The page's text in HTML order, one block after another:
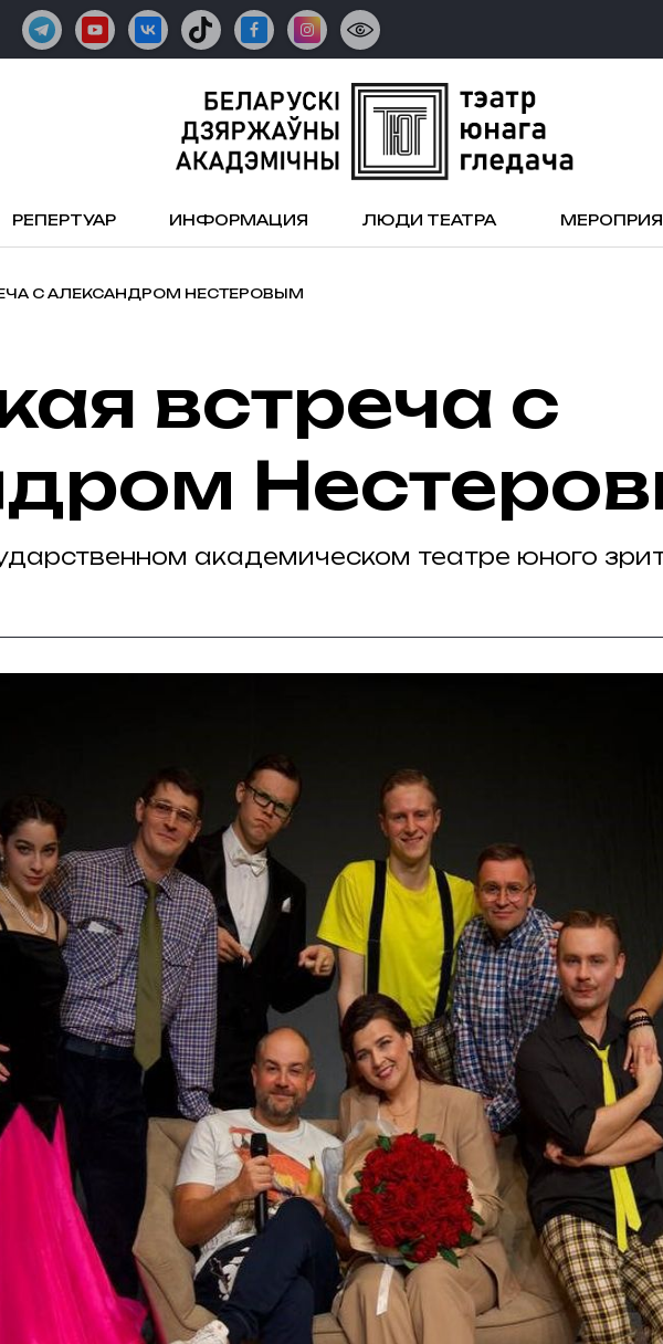
РЕПЕРТУАР ИНФОРМАЦИЯ ЛЮДИ ТЕАТРА
С АЛЕКСАНДРОМ НЕСТЕРОВЫМ
академическом театре юного